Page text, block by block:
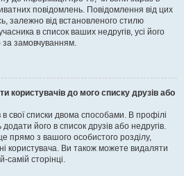
повідомлень. Повідомлення від цих
залежно від встановленого стилю
в список ваших недругів, усі його
замовчуванням.
користувачів до мого списку друзів або
свої списки двома способами. В профілі
його в список друзів або недругів.
прямо з вашого особистого розділу,
користувача. Ви також можете видаляти
самій сторінці.